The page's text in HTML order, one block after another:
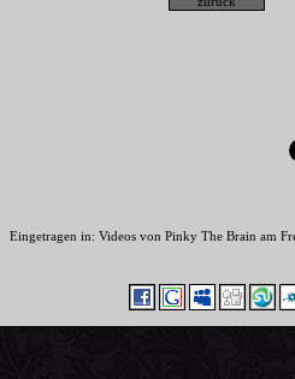
Eingetragen in: Videos von Pinky The Brain am